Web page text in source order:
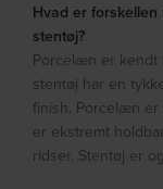
Hvad er
stentøj?
Porcelæn er kendt
stentøj har en
finish. Porcelæn er
er ekstremt
ridser. Stentøj er